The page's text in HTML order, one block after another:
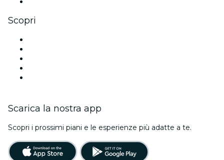
Scopri
Scarica la nostra app
Scopri i prossimi piani e le esperienze più adatte a te.